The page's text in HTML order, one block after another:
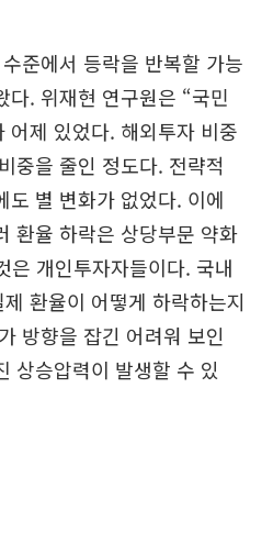
준에서 등락을 반복할 가능
다. 위재현 연구원은 “국민
어제 있었다. 해외투자 비중
중을 줄인 정도다. 전략적
도 별 변화가 없었다. 이에
환율 하락은 상당부문 약화
은 개인투자자들이다. 국내
환율이 어떻게 하락하는지
방향을 잡긴 어려워 보인
상승압력이 발생할 수 있